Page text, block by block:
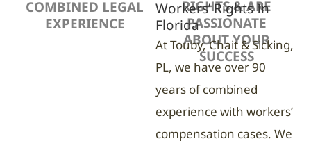
COMBINED LEGAL
EXPERIENCE
RIGHTS & ARE
PASSIONATE
ABOUT YOUR
SUCCESS
Workers’ Rights In
Florida
At Touby, Chait & Sicking,
PL, we have over 90
years of combined
experience with workers’
compensation cases. We